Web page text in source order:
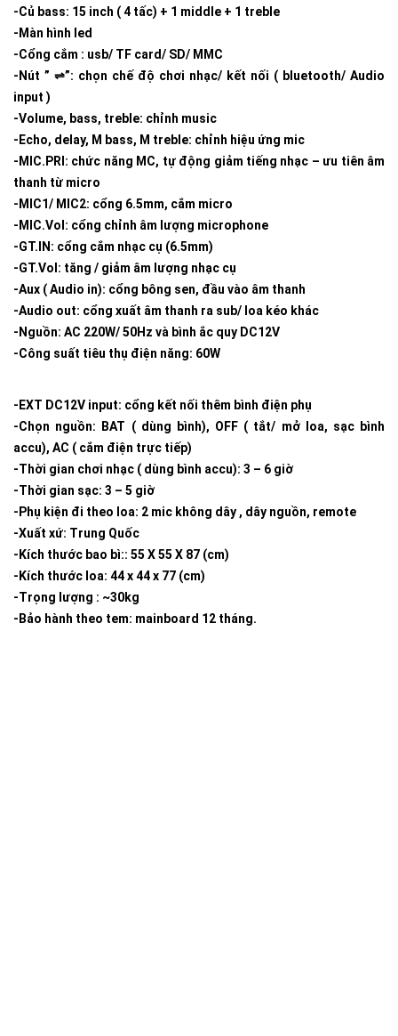
-Củ bass: 15 inch ( 4 tấc) + 1 middle + 1 treble
-Màn hình led
-Cổng cắm : usb/ TF card/ SD/ MMC
-Nút ” ⇌”: chọn chế độ chơi nhạc/ kết nối ( bluetooth/ Audio
input )
-Volume, bass, treble: chỉnh music
-Echo, delay, M bass, M treble: chỉnh hiệu ứng mic
-MIC.PRI: chức năng MC, tự động giảm tiếng nhạc – ưu tiên âm
thanh từ micro
-MIC1/ MIC2: cổng 6.5mm, cắm micro
-MIC.Vol: cổng chỉnh âm lượng microphone
-GT.IN: cổng cắm nhạc cụ (6.5mm)
-GT.Vol: tăng / giảm âm lượng nhạc cụ
-Aux ( Audio in): cổng bông sen, đầu vào âm thanh
-Audio out: cổng xuất âm thanh ra sub/ loa kéo khác
-Nguồn: AC 220W/ 50Hz và bình ắc quy DC12V
-Công suất tiêu thụ điện năng: 60W
-EXT DC12V input: cổng kết nối thêm bình điện phụ
-Chọn nguồn: BAT ( dùng bình), OFF ( tắt/ mở loa, sạc bình
accu), AC ( cắm điện trực tiếp)
-Thời gian chơi nhạc ( dùng bình accu): 3 – 6 giờ
-Thời gian sạc: 3 – 5 giờ
-Phụ kiện đi theo loa: 2 mic không dây , dây nguồn, remote
-Xuất xứ: Trung Quốc
-Kích thước bao bì:: 55 X 55 X 87 (cm)
-Kích thước loa: 44 x 44 x 77 (cm)
-Trọng lượng : ~30kg
-Bảo hành theo tem: mainboard 12 tháng.